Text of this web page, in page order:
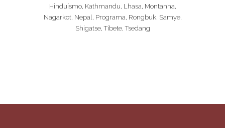
Hinduísmo, Kathmandu, Lhasa, Montanha,
Nagarkot, Nepal, Programa, Rongbuk, Samye,
Shigatse, Tibete, Tsedang